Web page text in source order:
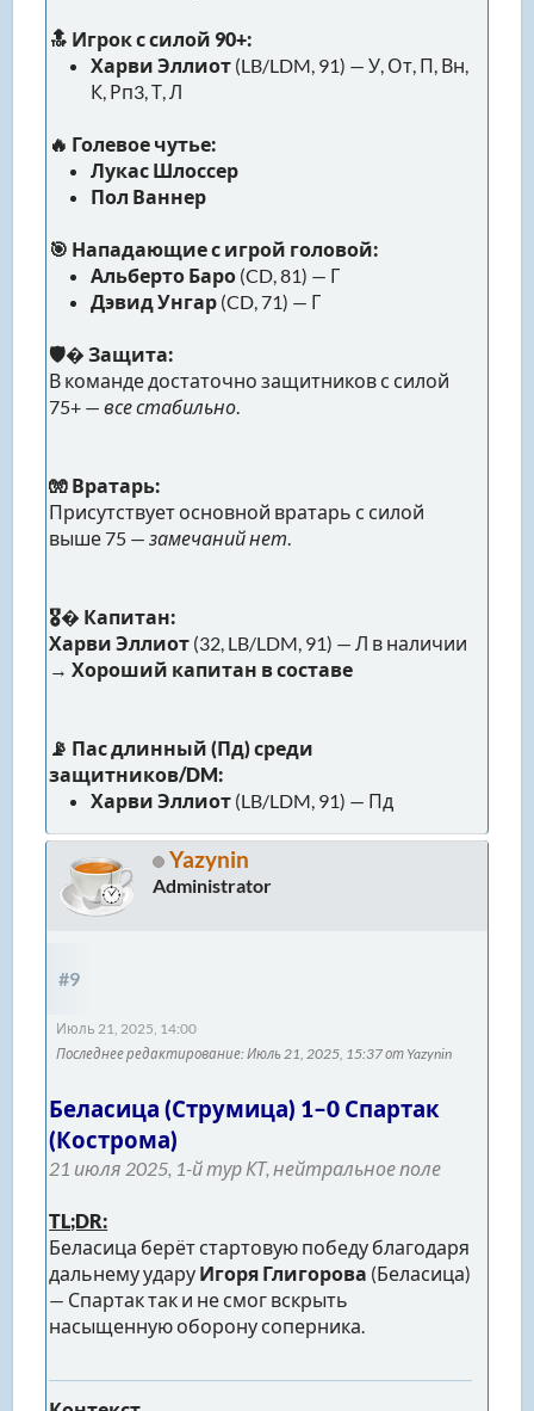
🔝 Игрок с силой 90+:
Харви Эллиот (LB/LDM, 91) — У, От, П, Вн,
К, Рп3, Т, Л
🔥 Голевое чутье:
Лукас Шлоссер
Пол Ваннер
🎯 Нападающие с игрой головой:
Альберто Баро (CD, 81) — Г
Дэвид Унгар (CD, 71) — Г
🛡� Защита:
В команде достаточно защитников с силой
75+ —все стабильно.
🧤 Вратарь:
Присутствует основной вратарь с силой
выше 75 —замечаний нет.
🎖� Капитан:
Харви Эллиот (32, LB/LDM, 91) — Л в наличии
→Хороший капитан в составе
📡 Пас длинный (Пд) среди
защитников/DM:
Харви Эллиот (LB/LDM, 91) — Пд
Yazynin
Administrator
#9
Июль 21, 2025, 14:00
Последнее редактирование: Июль 21, 2025, 15:37 от Yazynin
Беласица (Струмица) 1–0 Спартак
(Кострома)
21 июля 2025, 1-й тур КТ, нейтральное поле
TL;DR:
Беласица берёт стартовую победу благодаря
дальнему удару Игоря Глигорова (Беласица)
— Спартак так и не смог вскрыть
насыщенную оборону соперника.